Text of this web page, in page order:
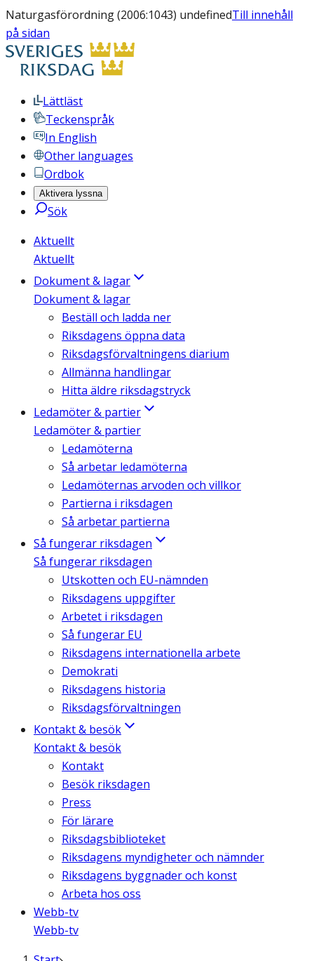
Naturgasförordning (2006:1043) undefinedTill innehåll
på sidan
Lättläst
Teckenspråk
In English
Other languages
Ordbok
Aktivera lyssna
Sök
Aktuellt
Aktuellt
Dokument & lagar
Dokument & lagar
Beställ och ladda ner
Riksdagens öppna data
Riksdagsförvaltningens diarium
Allmänna handlingar
Hitta äldre riksdagstryck
Ledamöter & partier
Ledamöter & partier
Ledamöterna
Så arbetar ledamöterna
Ledamöternas arvoden och villkor
Partierna i riksdagen
Så arbetar partierna
Så fungerar riksdagen
Så fungerar riksdagen
Utskotten och EU-nämnden
Riksdagens uppgifter
Arbetet i riksdagen
Så fungerar EU
Riksdagens internationella arbete
Demokrati
Riksdagens historia
Riksdagsförvaltningen
Kontakt & besök
Kontakt & besök
Kontakt
Besök riksdagen
Press
För lärare
Riksdagsbiblioteket
Riksdagens myndigheter och nämnder
Riksdagens byggnader och konst
Arbeta hos oss
Webb-tv
Webb-tv